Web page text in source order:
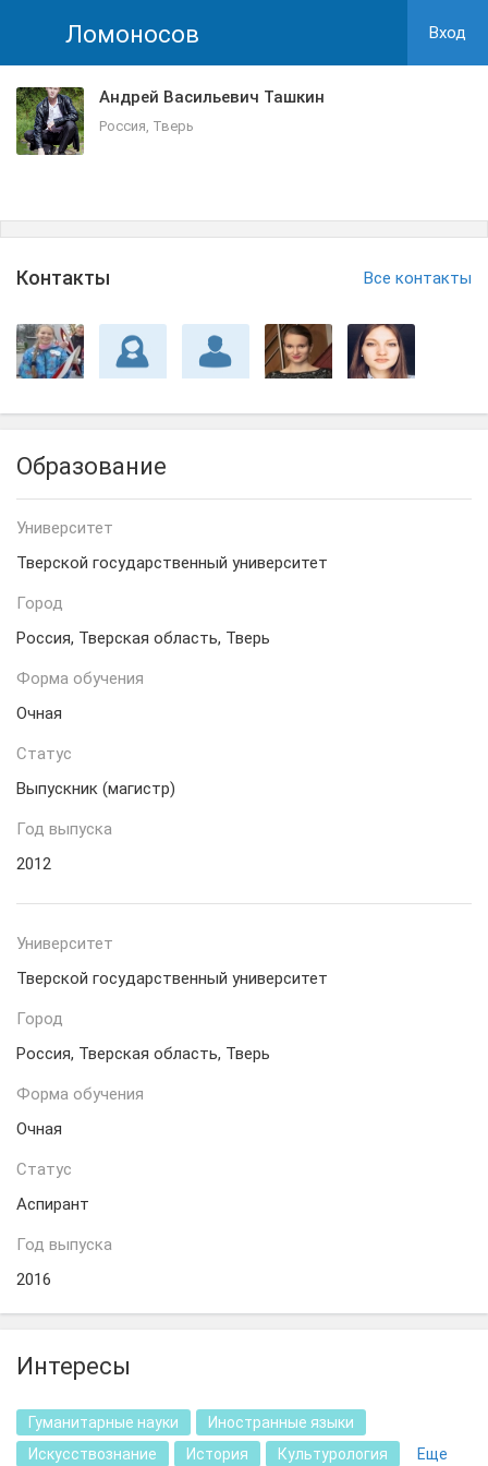
Ломоносов Вход
Андрей Васильевич Ташкин
Россия, Тверь
Контакты Все контакты
Образование
Университет
Тверской государственный университет
Город
Россия, Тверская область, Тверь
Форма обучения
Очная
Статус
Выпускник (магистр)
Год выпуска
2012
Университет
Тверской государственный университет
Город
Россия, Тверская область, Тверь
Форма обучения
Очная
Статус
Аспирант
Год выпуска
2016
Интересы
Гуманитарные науки
Иностранные языки
Искусствознание
История Культурология Еще